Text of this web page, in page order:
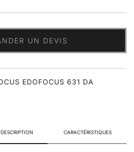
UN DEVIS
EDOFOCUS 631 DA
DESCRIPTION CARACTÉRISTIQUES